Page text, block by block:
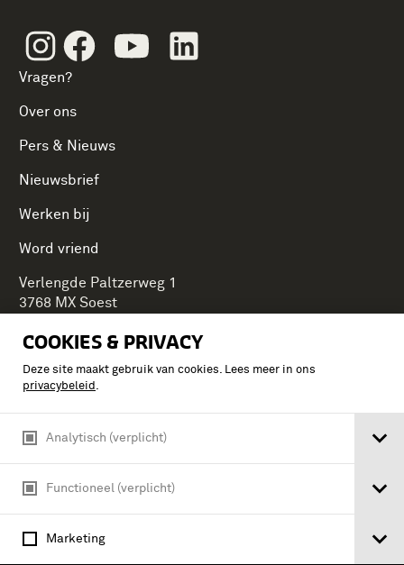
COOKIES & PRIVACY
Deze site maakt gebruik van cookies. Lees meer in ons
privacybeleid .
Analytisch (verplicht)
Functioneel (verplicht)
Marketing
InstagramFacebookYoutube
Vragen?
Over ons
Pers & Nieuws
Nieuwsbrief
Werken bij
Word vriend
Verlengde Paltzerweg 1
3768 MX Soest
Onderdeel van Stichting Koninklijke Defensiemusea,